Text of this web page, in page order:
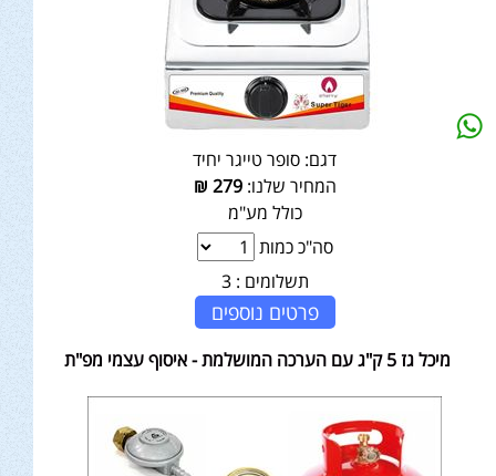
דגם: סופר טייגר יחיד
המחיר שלנו:279
₪
כולל מע"מ
סה"כ כמות
תשלומים : 3
פרטים נוספים
מיכל גז 5 ק"ג עם הערכה המושלמת - איסוף עצמי מפ"ת